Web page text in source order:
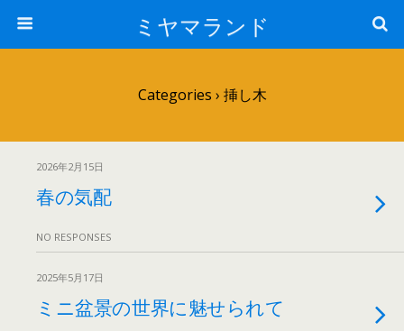
ミヤマランド
Categories › 挿し木
2026年2月15日
春の気配
NO RESPONSES
2025年5月17日
ミニ盆景の世界に魅せられて